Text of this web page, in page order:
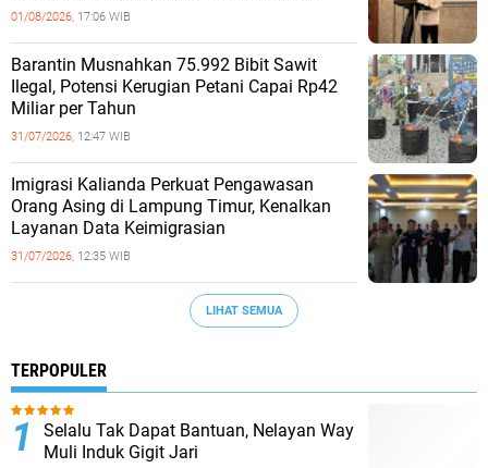
01/08/2026, 17:06 WIB
Barantin Musnahkan 75.992 Bibit Sawit
Ilegal, Potensi Kerugian Petani Capai Rp42
Miliar per Tahun
31/07/2026, 12:47 WIB
Imigrasi Kalianda Perkuat Pengawasan
Orang Asing di Lampung Timur, Kenalkan
Layanan Data Keimigrasian
31/07/2026, 12:35 WIB
LIHAT SEMUA
TERPOPULER
Selalu Tak Dapat Bantuan, Nelayan Way
Muli Induk Gigit Jari